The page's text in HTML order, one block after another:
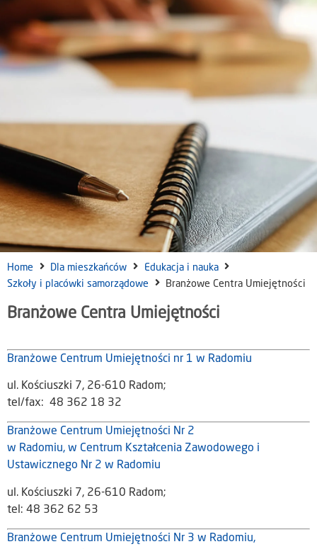
Home Dla mieszkańców
Edukacja i nauka
Szkoły i placówki samorządowe
Branżowe Centra Umiejętności
Branżowe Centra Umiejętności
Branżowe Centrum Umiejętności nr 1 w Radomiu
ul. Kościuszki 7, 26-610 Radom;
tel/fax: 48 362 18 32
Branżowe Centrum Umiejętności Nr 2
w Radomiu, w Centrum Kształcenia Zawodowego i
Ustawicznego Nr 2 w Radomiu
ul. Kościuszki 7, 26-610 Radom;
tel: 48 362 62 53
Branżowe Centrum Umiejętności Nr 3 w Radomiu,